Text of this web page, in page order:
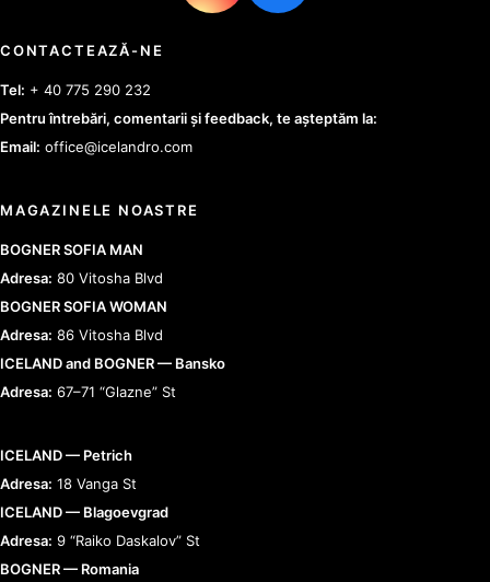
CONTACTEAZĂ-NE
Tel: + 40 775 290 232
Pentru întrebări, comentarii și feedback, te așteptăm la:
Email: office@icelandro.com
MAGAZINELE NOASTRE
BOGNER SOFIA MAN
Adresa: 80 Vitosha Blvd
BOGNER SOFIA WOMAN
Adresa: 86 Vitosha Blvd
ICELAND and BOGNER — Bansko
Adresa: 67–71 “Glazne” St
ICELAND — Petrich
Adresa: 18 Vanga St
ICELAND — Blagoevgrad
Adresa: 9 “Raiko Daskalov” St
BOGNER — Romania